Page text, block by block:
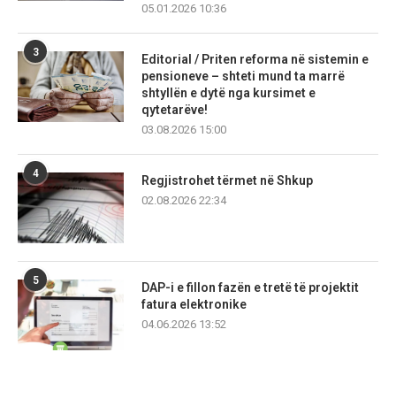
05.01.2026 10:36
3
Editorial / Priten reforma në sistemin e
pensioneve – shteti mund ta marrë
shtyllën e dytë nga kursimet e
qytetarëve!
03.08.2026 15:00
4
Regjistrohet tërmet në Shkup
02.08.2026 22:34
5
DAP-i e fillon fazën e tretë të projektit
fatura elektronike
04.06.2026 13:52